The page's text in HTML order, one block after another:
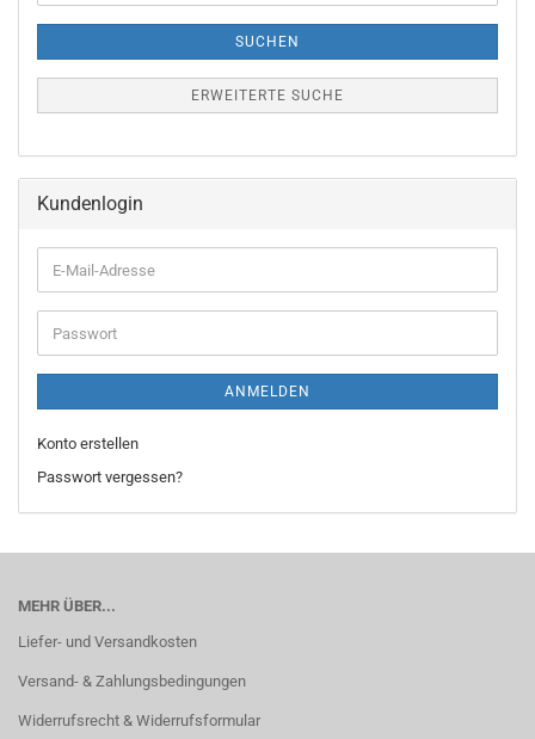
SUCHEN
ERWEITERTE SUCHE
Kundenlogin
E-
Mail-
Adresse
Passwort
ANMELDEN
Konto erstellen
Passwort vergessen?
MEHR ÜBER...
Liefer- und Versandkosten
Versand- & Zahlungsbedingungen
Widerrufsrecht & Widerrufsformular